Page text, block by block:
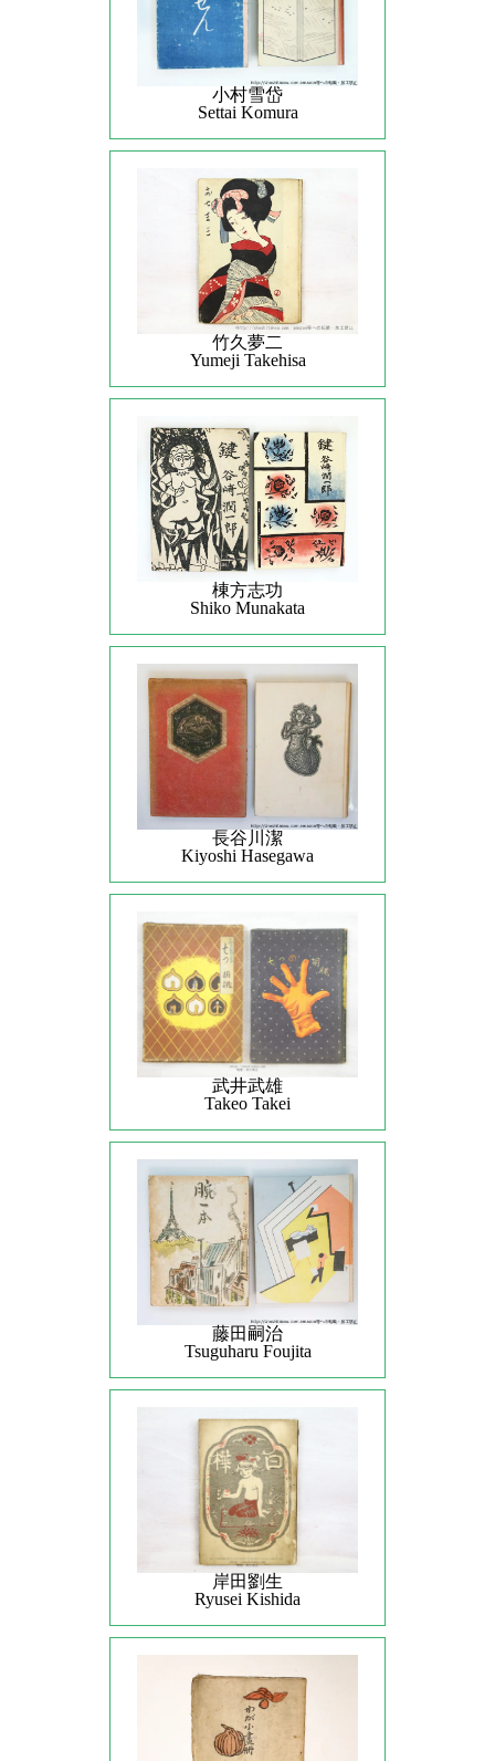
小村雪岱
Settai Komura
竹久夢二
Yumeji Takehisa
棟方志功
Shiko Munakata
長谷川潔
Kiyoshi Hasegawa
武井武雄
Takeo Takei
藤田嗣治
Tsuguharu Foujita
岸田劉生
Ryusei Kishida